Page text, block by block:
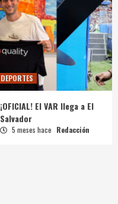
DEPORTES
¡OFICIAL! El VAR llega a El
Salvador
5 meses hace Redacción